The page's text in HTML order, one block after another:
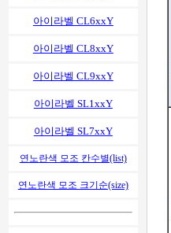
아이라벨 CL6xxY
아이라벨 CL8xxY
아이라벨 CL9xxY
아이라벨 SL1xxY
아이라벨 SL7xxY
연노란색 모조 칸수별(list)
연노란색 모조 크기순(size)